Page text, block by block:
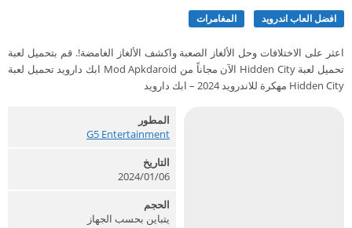
افضل العاب اندرويد المغامرات
اعثر على الاختلافات وحل الألغاز الصعبة واكشف الألغاز الغامضة!. قم بتحميل لعبة
تحميل لعبة Hidden City الآن مجاناً من Mod Apkdaroid ابك دارويد تحميل لعبة
Hidden City مهكرة للاندرويد 2024 – ابك دارويد
المطور
G5 Entertainment‏
التاريخ
2024/01/06
الحجم
يتباين بحسب الجهاز